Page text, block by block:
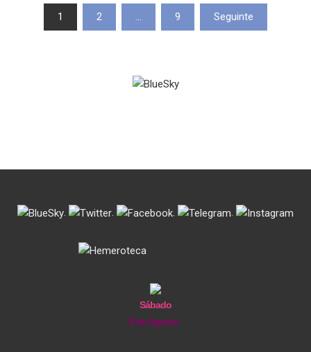
Paxinación
1 2 … 9 Seguinte
. . . .
Sábado
8 de Agosto